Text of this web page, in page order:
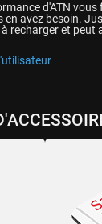
d'ATN vous
en avez besoin.
recharger et peut